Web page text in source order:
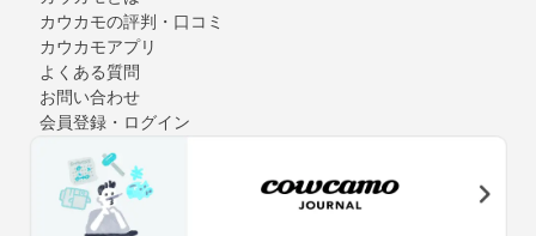
カウカモの評判・口コミ
カウカモアプリ
よくある質問
お問い合わせ
会員登録・ログイン